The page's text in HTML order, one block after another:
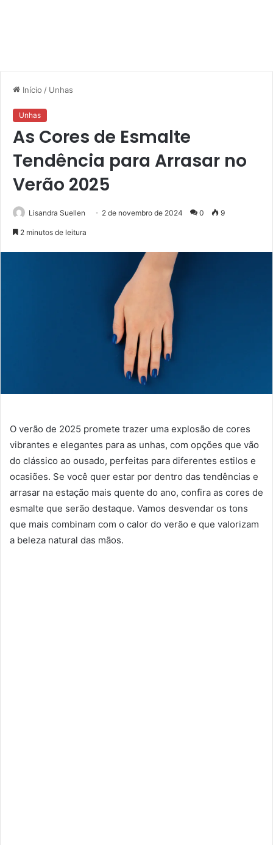
Início / Unhas
Unhas
As Cores de Esmalte
Tendência para Arrasar no
Verão 2025
Lisandra Suellen 2 de novembro de 2024 0 9
2 minutos de leitura
O verão de 2025 promete trazer uma explosão de cores
vibrantes e elegantes para as unhas, com opções que vão
do clássico ao ousado, perfeitas para diferentes estilos e
ocasiões. Se você quer estar por dentro das tendências e
arrasar na estação mais quente do ano, confira as cores de
esmalte que serão destaque. Vamos desvendar os tons
que mais combinam com o calor do verão e que valorizam
a beleza natural das mãos.